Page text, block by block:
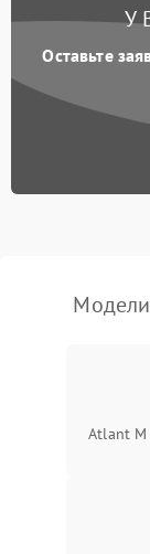
У
Оставьте
Atlant М